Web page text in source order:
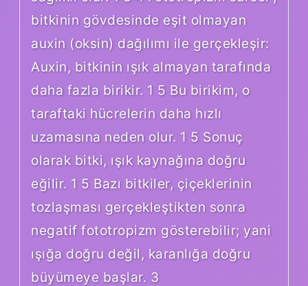
bitkinin gövdesinde eşit olmayan
auxin (oksin) dağılımı ile gerçekleşir:
Auxin, bitkinin ışık almayan tarafında
daha fazla birikir. 1 5 Bu birikim, o
taraftaki hücrelerin daha hızlı
uzamasına neden olur. 1 5 Sonuç
olarak bitki, ışık kaynağına doğru
eğilir. 1 5 Bazı bitkiler, çiçeklerinin
tozlaşması gerçekleştikten sonra
negatif fototropizm gösterebilir; yani
ışığa doğru değil, karanlığa doğru
büyümeye başlar. 3